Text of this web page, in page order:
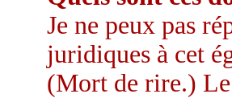
Je ne peux pas
juridiques à cet
(Mort de rire.) Le